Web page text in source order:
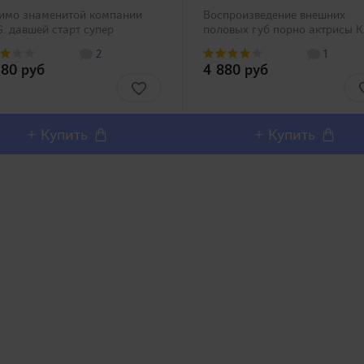
знаменитой компании
давшей старт супер
воссоздающимся по
параметрам порно
нап..
2
руб
+ Купить
Воспроизведение внешних
половых губ порно актрисы
продолжает нас радовать все
новыми и новыми
мастурбаторами Onahole,
парам..
1
4 880 руб
+ Купить